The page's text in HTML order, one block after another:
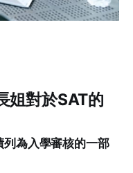
姐對於SAT的
列為入學審核的一部